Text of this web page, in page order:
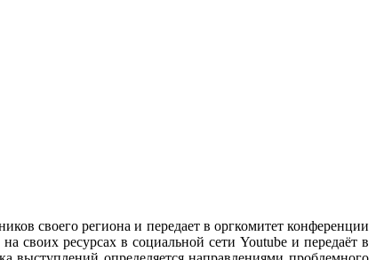
своего региона и передает в оргкомитет конференции
своих ресурсах в социальной сети Youtube и передаёт в